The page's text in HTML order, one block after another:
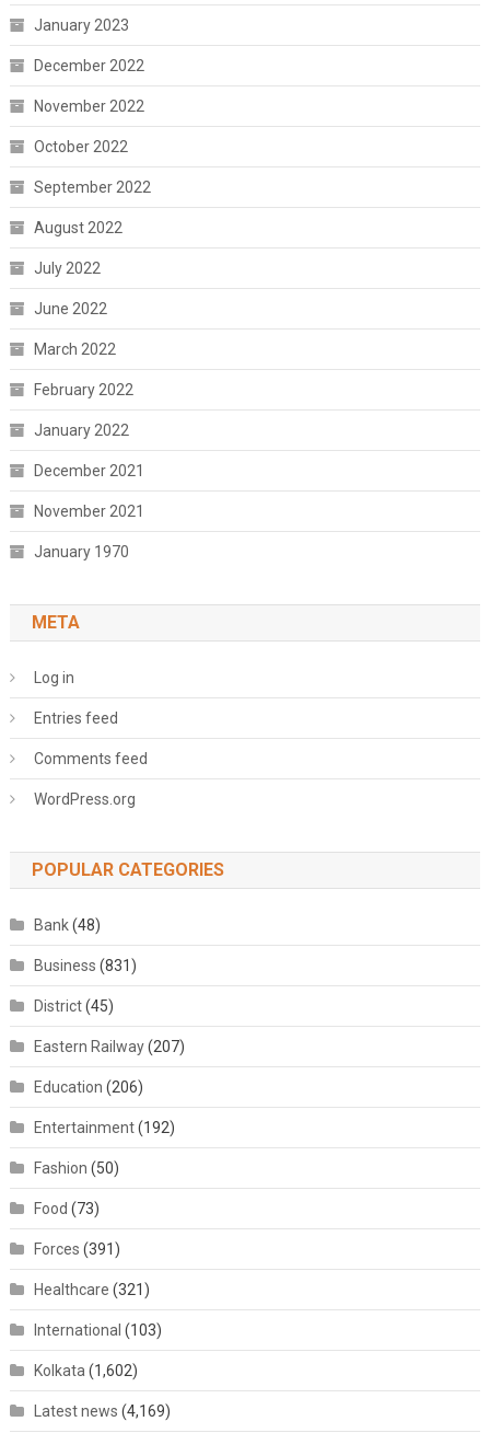
January 2023
December 2022
November 2022
October 2022
September 2022
August 2022
July 2022
June 2022
March 2022
February 2022
January 2022
December 2021
November 2021
January 1970
META
Log in
Entries feed
Comments feed
WordPress.org
POPULAR CATEGORIES
Bank(48)
Business (831)
District(45)
Eastern Railway(207)
Education (206)
Entertainment(192)
Fashion (50)
Food (73)
Forces (391)
Healthcare (321)
International (103)
Kolkata (1,602)
Latest news (4,169)